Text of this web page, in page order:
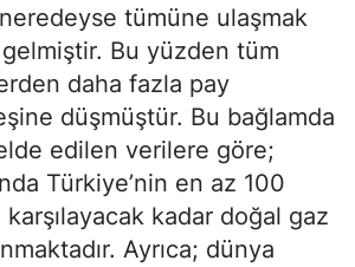
neredeyse tümüne ulaşmak
Bu yüzden tüm
daha fazla pay
düşmüştür. Bu bağlamda
edilen verilere göre;
Türkiye’nin en az 100
karşılayacak kadar doğal gaz
Ayrıca; dünya